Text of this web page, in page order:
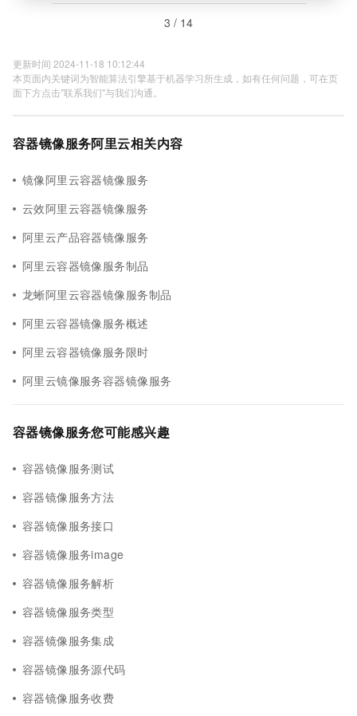
3 / 14
更新时间 2024-11-18 10:12:44
本页面内关键词为智能算法引擎基于机器学习所生成，如有任何问题，可在页
面下方点击"联系我们"与我们沟通。
容器镜像服务阿里云相关内容
镜像阿里云容器镜像服务
云效阿里云容器镜像服务
阿里云产品容器镜像服务
阿里云容器镜像服务制品
龙蜥阿里云容器镜像服务制品
阿里云容器镜像服务概述
阿里云容器镜像服务限时
阿里云镜像服务容器镜像服务
容器镜像服务您可能感兴趣
容器镜像服务测试
容器镜像服务方法
容器镜像服务接口
容器镜像服务image
容器镜像服务解析
容器镜像服务类型
容器镜像服务集成
容器镜像服务源代码
容器镜像服务收费